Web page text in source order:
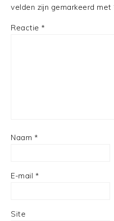
velden zijn gemarkeerd met
Reactie*
Naam *
E-mail *
Site